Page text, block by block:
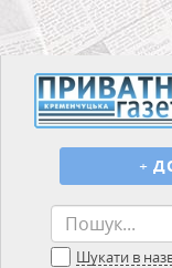
Шукати в
+